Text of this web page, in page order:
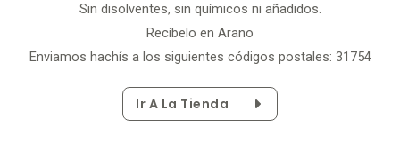
Sin disolventes, sin químicos ni añadidos.
Recíbelo en Arano
Enviamos hachís a los siguientes códigos postales: 31754
Ir A La Tienda